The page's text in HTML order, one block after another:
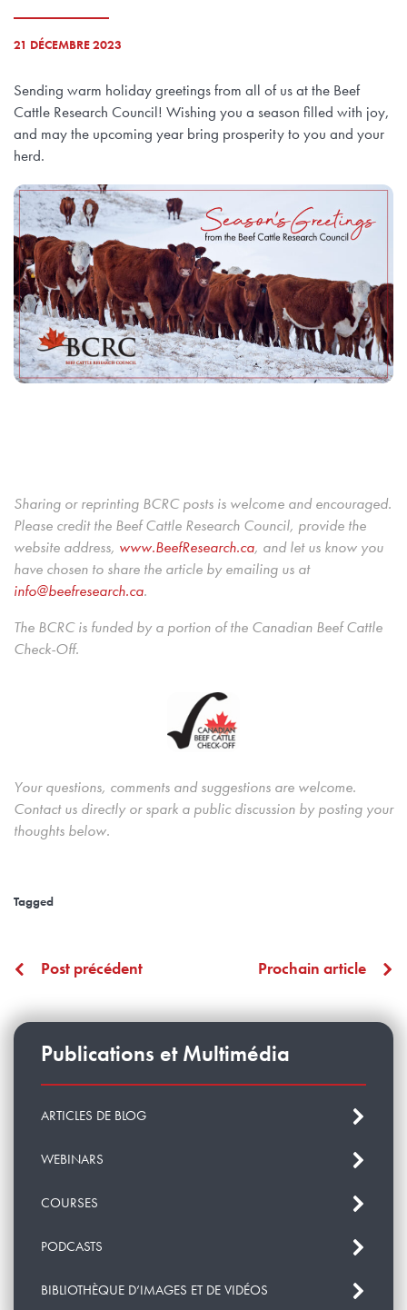
21 DÉCEMBRE 2023
Sending warm holiday greetings from all of us at the Beef
Cattle Research Council! Wishing you a season filled with joy,
and may the upcoming year bring prosperity to you and your
herd.
Sharing or reprinting BCRC posts is welcome and encouraged.
Please credit the Beef Cattle Research Council, provide the
website address, www.BeefResearch.ca, and let us know you
have chosen to share the article by emailing us at
info@beefresearch.ca.
The BCRC is funded by a portion of the Canadian Beef Cattle
Check-Off.
Your questions, comments and suggestions are welcome.
Contact us directly or spark a public discussion by posting your
thoughts below.
Post précédent Prochain article
Publications et Multimédia
ARTICLES DE BLOG
WEBINARS
COURSES
PODCASTS
BIBLIOTHÈQUE D’IMAGES ET DE VIDÉOS